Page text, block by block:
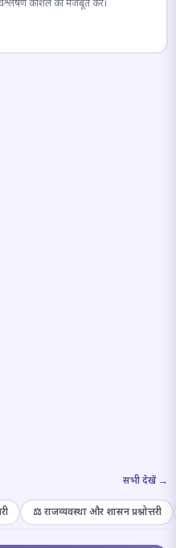
विश्लेषण कौशल को मजबूत करें।
सभी देखें →
⚖️ राजव्यवस्था और शासन प्रश्नोत्तरी